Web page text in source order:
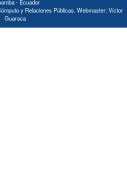
- Ecuador
y Relaciones Públicas. Webmaster: Víctor
Guaraca